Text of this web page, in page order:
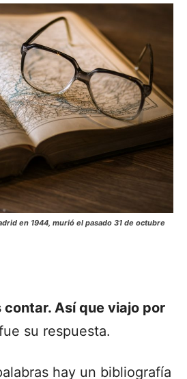
en 1944, murió el pasado 31 de octubre
contar. Así que viajo por
su respuesta.
hay un bibliografía